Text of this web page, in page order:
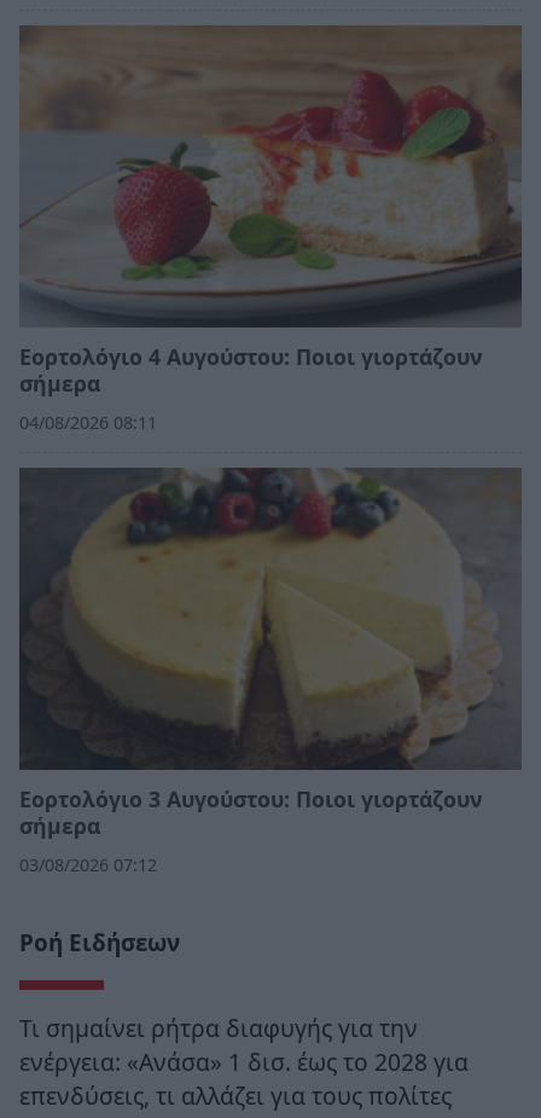
Εορτολόγιο 4 Αυγούστου: Ποιοι γιορτάζουν
σήμερα
04/08/2026 08:11
Εορτολόγιο 3 Αυγούστου: Ποιοι γιορτάζουν
σήμερα
03/08/2026 07:12
Ροή Ειδήσεων
Τι σημαίνει ρήτρα διαφυγής για την
ενέργεια: «Ανάσα» 1 δισ. έως το 2028 για
επενδύσεις, τι αλλάζει για τους πολίτες